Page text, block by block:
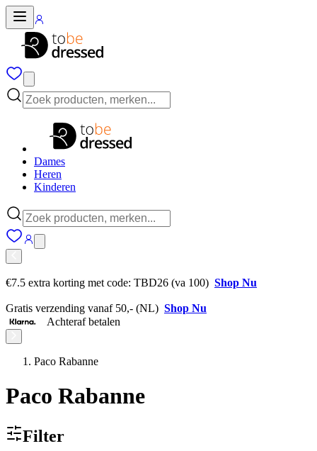
Dames
Heren
Kinderen
€7.5 extra korting met code: TBD26 (va 100) Shop Nu
Gratis verzending vanaf 50,- (NL) Shop Nu
Achteraf betalen
Paco Rabanne
Paco Rabanne
Filter